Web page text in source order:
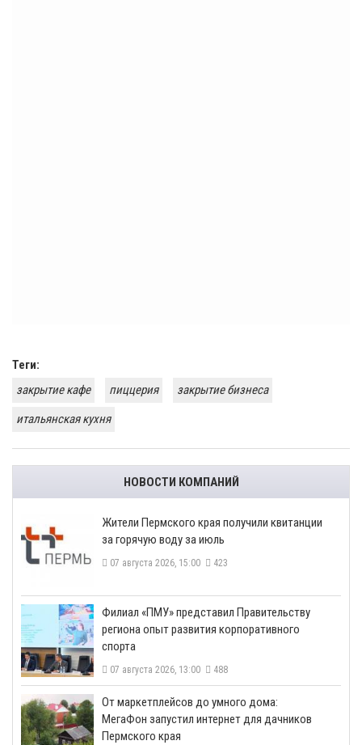
Теги:
закрытие кафе
пиццерия
закрытие бизнеса
итальянская кухня
НОВОСТИ КОМПАНИЙ
​Жители Пермского края получили квитанции
за горячую воду за июль
07 августа 2026, 15:00 423
​Филиал «ПМУ» представил Правительству
региона опыт развития корпоративного
спорта
07 августа 2026, 13:00 488
От маркетплейсов до умного дома:
МегаФон запустил интернет для дачников
Пермского края